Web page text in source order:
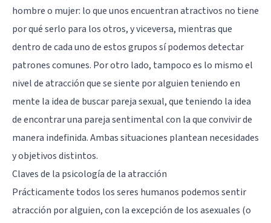
hombre o mujer: lo que unos encuentran atractivos no tiene
por qué serlo para los otros, y viceversa, mientras que
dentro de cada uno de estos grupos sí podemos detectar
patrones comunes. Por otro lado, tampoco es lo mismo el
nivel de atracción que se siente por alguien teniendo en
mente la idea de buscar pareja sexual, que teniendo la idea
de encontrar una pareja sentimental con la que convivir de
manera indefinida. Ambas situaciones plantean necesidades
y objetivos distintos.
Claves de la psicología de la atracción
Prácticamente todos los seres humanos podemos sentir
atracción por alguien, con la excepción de losasexuales (o